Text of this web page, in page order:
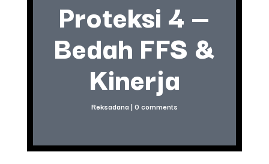
Proteksi 4 —
Bedah FFS &
Kinerja
Reksadana | 0 comments